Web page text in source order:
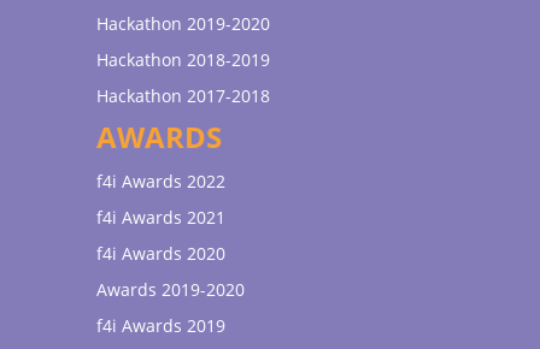
Hackathon 2019-2020
Hackathon 2018-2019
Hackathon 2017-2018
AWARDS
f4i Awards 2022
f4i Awards 2021
f4i Awards 2020
Awards 2019-2020
f4i Awards 2019